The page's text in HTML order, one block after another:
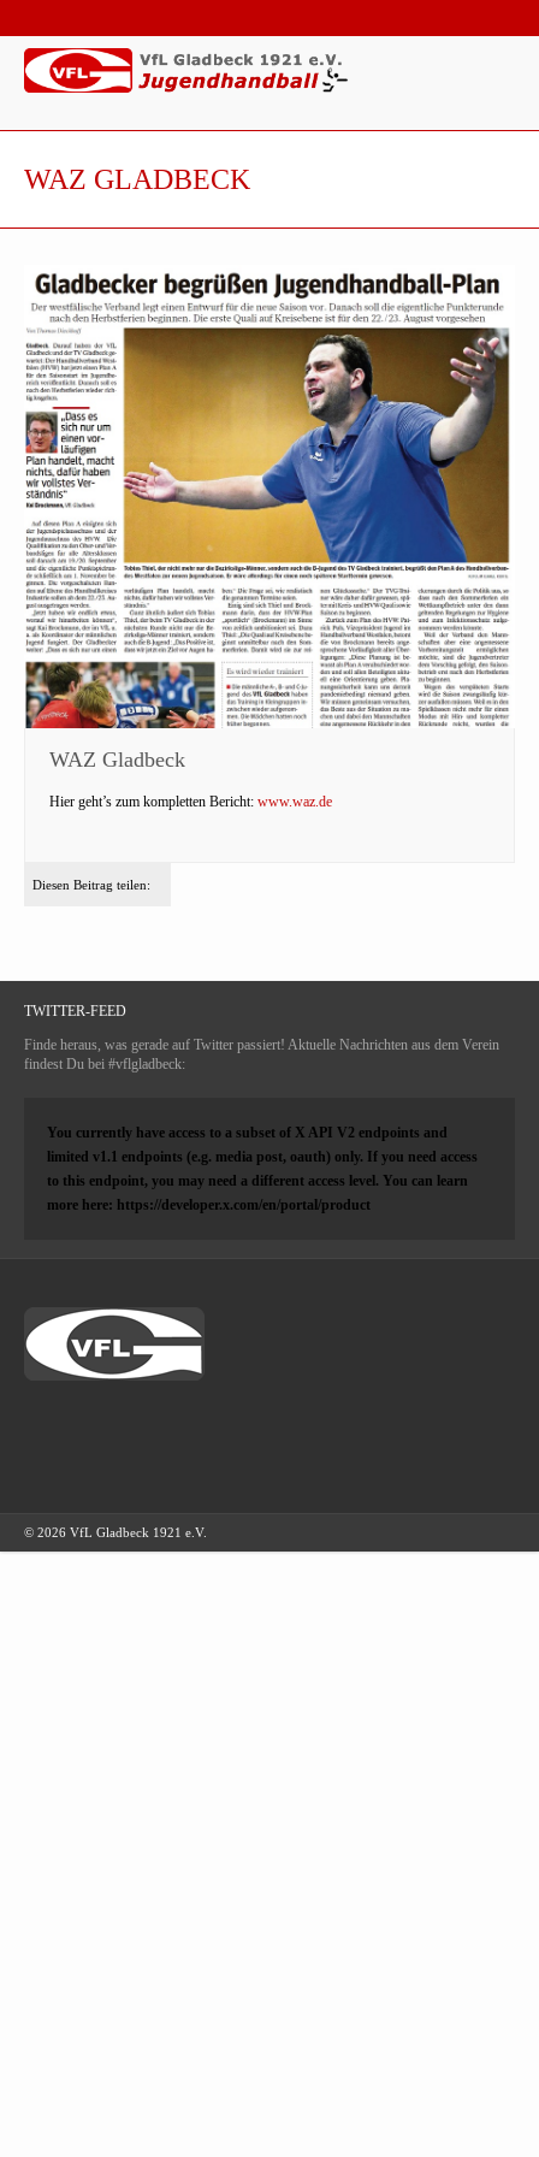
WAZ GLADBECK
WAZ Gladbeck
Hier geht’s zum kompletten Bericht: www.waz.de
Diesen Beitrag teilen:
TWITTER-FEED
Finde heraus, was gerade auf Twitter passiert! Aktuelle Nachrichten aus dem Verein
findest Du bei #vflgladbeck:
You currently have access to a subset of X API V2 endpoints and
limited v1.1 endpoints (e.g. media post, oauth) only. If you need access
to this endpoint, you may need a different access level. You can learn
more here: https://developer.x.com/en/portal/product
© 2026 VfL Gladbeck 1921 e.V.